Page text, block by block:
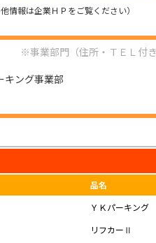
他情報は企業ＨＰをご覧ください）
※事業部門（住所・ＴＥＬ付
キング事業部
品名
ＹＫパーキング
リフカーⅡ